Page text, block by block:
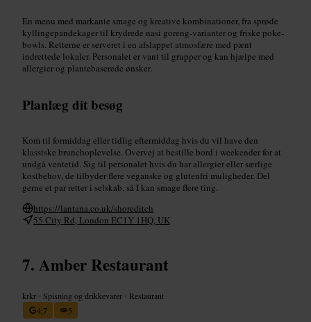
En menu med markante smage og kreative kombinationer, fra sprøde
kyllingepandekager til krydrede nasi goreng-varianter og friske poke-
bowls. Retterne er serveret i en afslappet atmosfære med pænt
indrettede lokaler. Personalet er vant til grupper og kan hjælpe med
allergier og plantebaserede ønsker.
Planlæg dit besøg
Kom til formiddag eller tidlig eftermiddag hvis du vil have den
klassiske brunchoplevelse. Overvej at bestille bord i weekender for at
undgå ventetid. Sig til personalet hvis du har allergier eller særlige
kostbehov, de tilbyder flere veganske og glutenfri muligheder. Del
gerne et par retter i selskab, så I kan smage flere ting.
https://lantana.co.uk/shoreditch
55 City Rd, London EC1Y 1HQ, UK
Amber Restaurant
krkr • Spisning og drikkevarer • Restaurant
4,7
5